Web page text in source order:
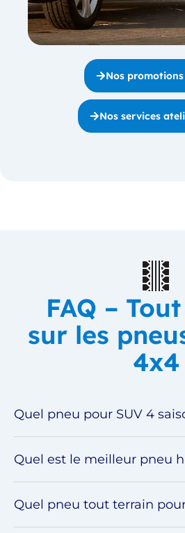
Nos
Nos services
FAQ –
sur les
4x4
Quel pneu pour SUV 4
Quel est le meilleur pneu
Quel pneu tout terrain